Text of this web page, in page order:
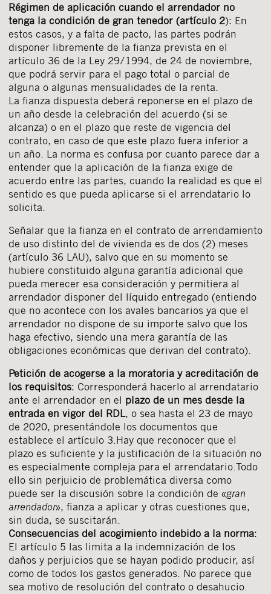
Régimen de aplicación cuando el arrendador no
tenga la condición de gran tenedor (artículo 2): En
estos casos, y a falta de pacto, las partes podrán
disponer libremente de la fianza prevista en el
artículo 36 de la Ley 29/1994, de 24 de noviembre,
que podrá servir para el pago total o parcial de
alguna o algunas mensualidades de la renta.
La fianza dispuesta deberá reponerse en el plazo de
un año desde la celebración del acuerdo (si se
alcanza) o en el plazo que reste de vigencia del
contrato, en caso de que este plazo fuera inferior a
un año. La norma es confusa por cuanto parece dar a
entender que la aplicación de la fianza exige de
acuerdo entre las partes, cuando la realidad es que el
sentido es que pueda aplicarse si el arrendatario lo
solicita.
Señalar que la fianza en el contrato de arrendamiento
de uso distinto del de vivienda es de dos (2) meses
(artículo 36 LAU), salvo que en su momento se
hubiere constituido alguna garantía adicional que
pueda merecer esa consideración y permitiera al
arrendador disponer del líquido entregado (entiendo
que no acontece con los avales bancarios ya que el
arrendador no dispone de su importe salvo que los
haga efectivo, siendo una mera garantía de las
obligaciones económicas que derivan del contrato).
Petición de acogerse a la moratoria y acreditación de
los requisitos: Corresponderá hacerlo al arrendatario
ante el arrendador en el plazo de un mes desde la
entrada en vigor del RDL, o sea hasta el 23 de mayo
de 2020, presentándole los documentos que
establece el artículo 3.Hay que reconocer que el
plazo es suficiente y la justificación de la situación no
es especialmente compleja para el arrendatario.Todo
ello sin perjuicio de problemática diversa como
puede ser la discusión sobre la condición de «gran
arrendador», fianza a aplicar y otras cuestiones que,
sin duda, se suscitarán.
Consecuencias del acogimiento indebido a la norma:
El artículo 5 las limita a la indemnización de los
daños y perjuicios que se hayan podido producir, así
como de todos los gastos generados. No parece que
sea motivo de resolución del contrato o desahucio.